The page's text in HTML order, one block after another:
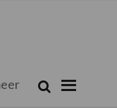
Zoek